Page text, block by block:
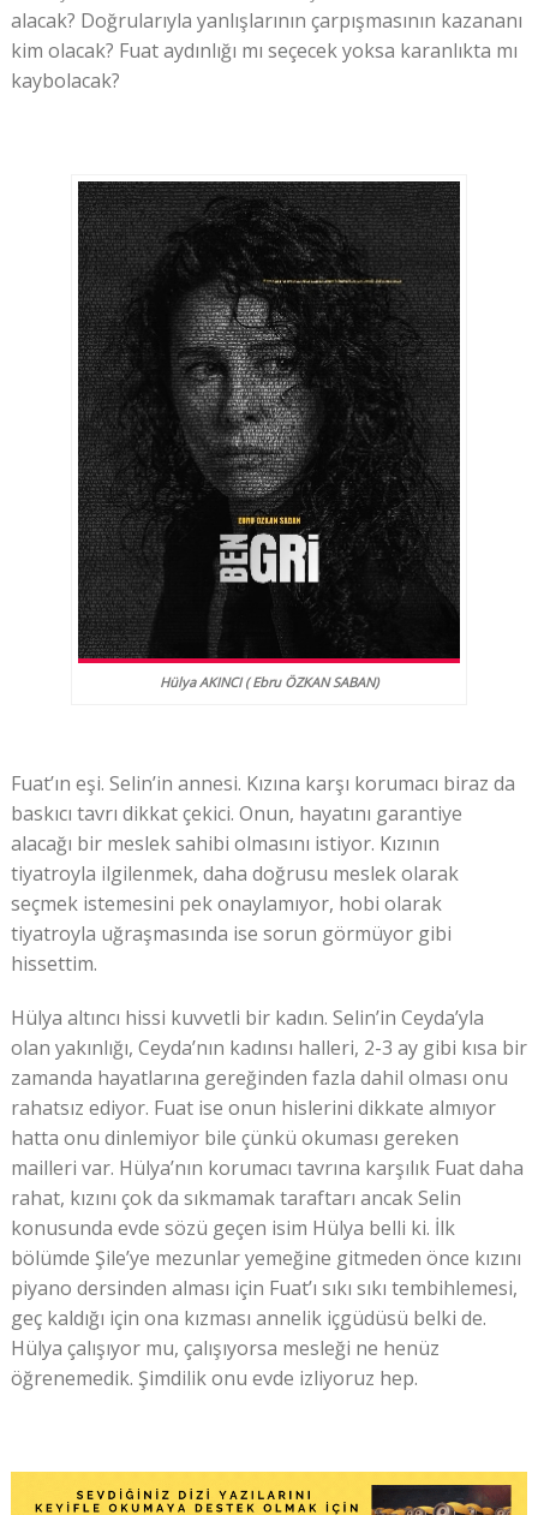
alacak? Doğrularıyla yanlışlarının çarpışmasının kazananı
kim olacak? Fuat aydınlığı mı seçecek yoksa karanlıkta mı
kaybolacak?
Hülya AKINCI ( Ebru ÖZKAN SABAN)
Fuat’ın eşi. Selin’in annesi. Kızına karşı korumacı biraz da
baskıcı tavrı dikkat çekici. Onun, hayatını garantiye
alacağı bir meslek sahibi olmasını istiyor. Kızının
tiyatroyla ilgilenmek, daha doğrusu meslek olarak
seçmek istemesini pek onaylamıyor, hobi olarak
tiyatroyla uğraşmasında ise sorun görmüyor gibi
hissettim.
Hülya altıncı hissi kuvvetli bir kadın. Selin’in Ceyda’yla
olan yakınlığı, Ceyda’nın kadınsı halleri, 2-3 ay gibi kısa bir
zamanda hayatlarına gereğinden fazla dahil olması onu
rahatsız ediyor. Fuat ise onun hislerini dikkate almıyor
hatta onu dinlemiyor bile çünkü okuması gereken
mailleri var. Hülya’nın korumacı tavrına karşılık Fuat daha
rahat, kızını çok da sıkmamak taraftarı ancak Selin
konusunda evde sözü geçen isim Hülya belli ki. İlk
bölümde Şile’ye mezunlar yemeğine gitmeden önce kızını
piyano dersinden alması için Fuat’ı sıkı sıkı tembihlemesi,
geç kaldığı için ona kızması annelik içgüdüsü belki de.
Hülya çalışıyor mu, çalışıyorsa mesleği ne henüz
öğrenemedik. Şimdilik onu evde izliyoruz hep.